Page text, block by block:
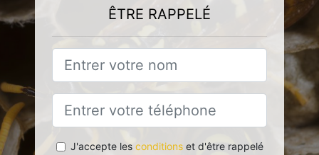
ÊTRE RAPPELÉ
J'accepte les conditionset d'être rappelé